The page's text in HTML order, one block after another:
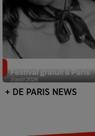
3 août 2026
Festival gratuit à Paris
+ DE PARIS NEWS